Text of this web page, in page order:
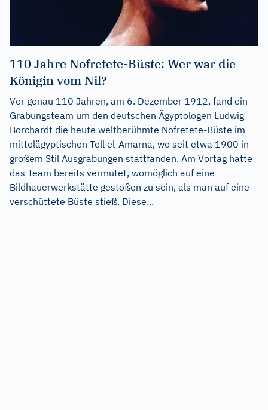
110 Jahre Nofretete-Büste: Wer war die
Königin vom Nil?
Vor genau 110 Jahren, am 6. Dezember 1912, fand ein
Grabungsteam um den deutschen Ägyptologen Ludwig
Borchardt die heute weltberühmte Nofretete-Büste im
mittelägyptischen Tell el-Amarna, wo seit etwa 1900 in
großem Stil Ausgrabungen stattfanden. Am Vortag hatte
das Team bereits vermutet, womöglich auf eine
Bildhauerwerkstätte gestoßen zu sein, als man auf eine
verschüttete Büste stieß. Diese...